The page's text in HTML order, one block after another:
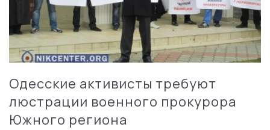
Одесские активисты требуют
люстрации военного прокурора
Южного региона